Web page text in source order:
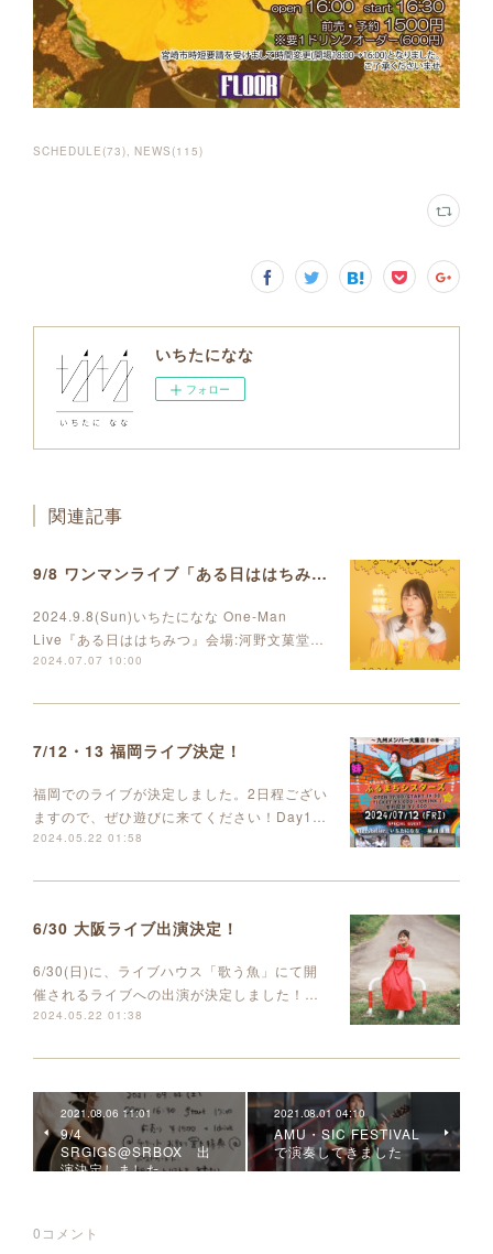
SCHEDULE (73) NEWS (115)
いちたになな
フォロー
関連記事
9/8 ワンマンライブ「ある日ははちみつ」開催決定しました
2024.9.8(Sun)いちたになな One-Man
Live『ある日ははちみつ』会場:河野文菓堂…
2024.07.07 10:00
7/12・13 福岡ライブ決定！
福岡でのライブが決定しました。2日程ござい
ますので、ぜひ遊びに来てください！Day1…
2024.05.22 01:58
6/30 大阪ライブ出演決定！
6/30(日)に、ライブハウス「歌う魚」にて開
催されるライブへの出演が決定しました！…
2024.05.22 01:38
2021.08.06 11:01
9/4
SRGIGS@SRBOX 出
演決定しました
2021.08.01 04:10
AMU・SIC FESTIVAL
で演奏してきました
0 コメント